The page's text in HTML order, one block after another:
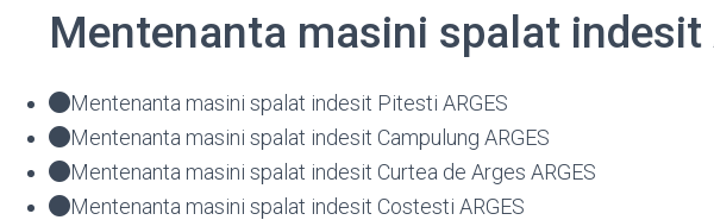
Mentenanta masini spalat indesit
Mentenanta masini spalat indesit Pitesti ARGES
Mentenanta masini spalat indesit Campulung ARGES
Mentenanta masini spalat indesit Curtea de Arges ARGES
Mentenanta masini spalat indesit Costesti ARGES